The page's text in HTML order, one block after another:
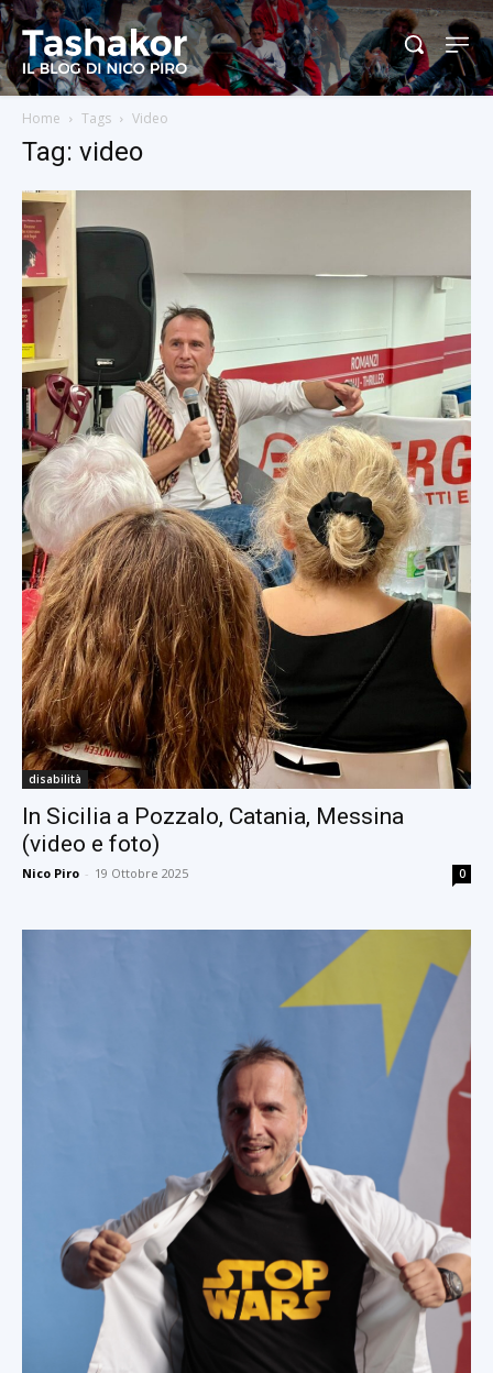
Home Tags Video
Tag: video
disabilità
In Sicilia a Pozzalo, Catania, Messina
(video e foto)
Nico Piro - 19 Ottobre 2025 0